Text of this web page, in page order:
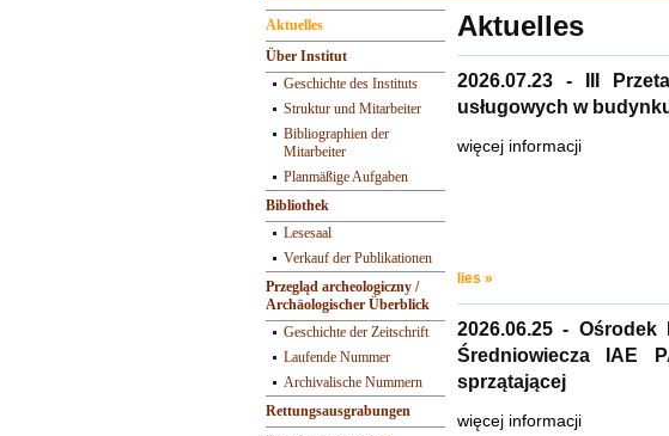
Aktuelles
2026.07.23 - III
usługowych w
więcej informacji
lies »
2026.06.25 -
Średniowiecza IAE
sprzątającej
więcej informacji
Aktuelles
Über Institut
Geschichte des Instituts
Struktur und Mitarbeiter
Bibliographien der
Mitarbeiter
Planmäßige Aufgaben
Bibliothek
Lesesaal
Verkauf der Publikationen
Przegląd archeologiczny /
Archäologischer Überblick
Geschichte der Zeitschrift
Laufende Nummer
Archivalische Nummern
Rettungsausgrabungen